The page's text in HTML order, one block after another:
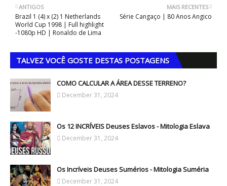
MAIS RECENTES
Série Cangaço | 80 Anos Angico
ANTIGOS
Brazil 1 (4) x (2) 1 Netherlands
World Cup 1998 | Full highlight
-1080p HD | Ronaldo de Lima
TALVEZ VOCÊ GOSTE DESTAS POSTAGENS
COMO CALCULAR A ÁREA DESSE TERRENO?
December 31, 2024
Os 12 INCRÍVEIS Deuses Eslavos - Mitologia Eslava
December 31, 2024
Os Incríveis Deuses Sumérios - Mitologia Suméria
December 31, 2024